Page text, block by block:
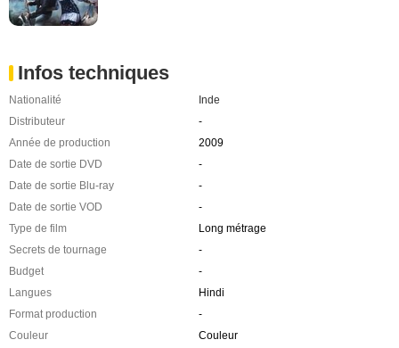
Infos techniques
Nationalité
Inde
Distributeur
-
Année de production
2009
Date de sortie DVD
-
Date de sortie Blu-ray
-
Date de sortie VOD
-
Type de film
Long métrage
Secrets de tournage
-
Budget
-
Langues
Hindi
Format production
-
Couleur
Couleur